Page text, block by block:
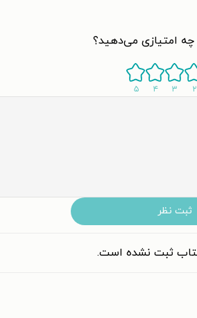
امتیازی می‌دهید؟
۲ ۳ ۴ ۵
ثبت نظر
ثبت نشده است.